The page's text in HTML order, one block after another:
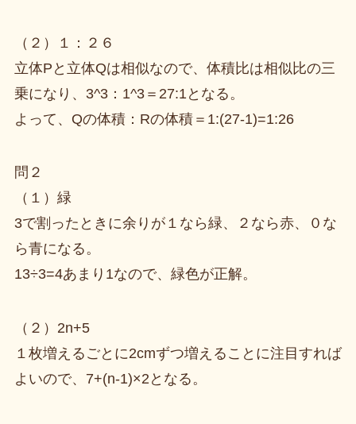
（２）１：２６
立体Pと立体Qは相似なので、体積比は相似比の三
乗になり、3^3：1^3＝27:1となる。
よって、Qの体積：Rの体積＝1:(27-1)=1:26
問２
（１）緑
3で割ったときに余りが１なら緑、２なら赤、０な
ら青になる。
13÷3=4あまり1なので、緑色が正解。
（２）2n+5
１枚増えるごとに2cmずつ増えることに注目すれば
よいので、7+(n-1)×2となる。